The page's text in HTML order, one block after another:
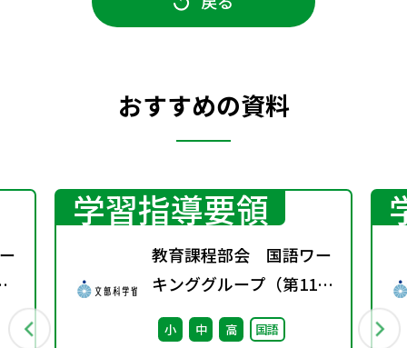
おすすめの資料
学習指導要領
教育課程部会 国語ワー
キンググループ（第11
回） 配付資料
小 中 高 国語